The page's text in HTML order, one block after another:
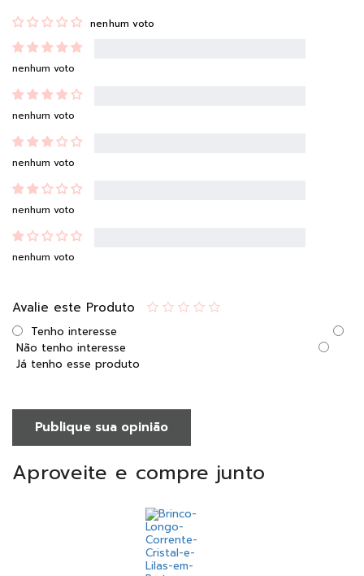
nenhum voto
nenhum voto
nenhum voto
nenhum voto
nenhum voto
nenhum voto
Avalie este Produto
Tenho interesse
Não tenho interesse
Já tenho esse produto
Publique sua opinião
Aproveite e compre junto